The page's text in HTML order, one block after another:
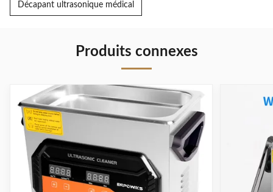
Décapant ultrasonique médical
Produits connexes